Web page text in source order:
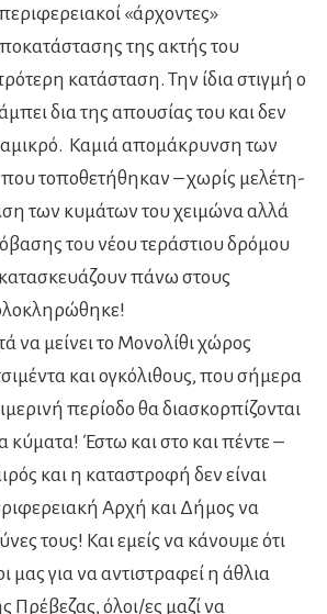
«άρχοντες»
της ακτής του
κατάσταση. Την ίδια στιγμή ο
δια της απουσίας του και δεν
Καμιά απομάκρυνση των
τοποθετήθηκαν – χωρίς μελέτη-
των κυμάτων του χειμώνα αλλά
του νέου τεράστιου δρόμου
πάνω στους
να μείνει το Μονολίθι χώρος
και ογκόλιθους, που σήμερα
περίοδο θα διασκορπίζονται
κύματα! Έστω και στο και πέντε –
και η καταστροφή δεν είναι
Αρχή και Δήμος να
τους! Και εμείς να κάνουμε ότι
μας για να αντιστραφεί η άθλια
Πρέβεζας, όλοι/ες μαζί να